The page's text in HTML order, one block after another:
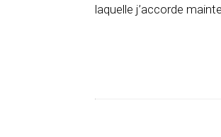
laquelle j’accorde